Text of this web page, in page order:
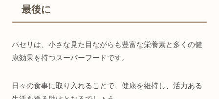
最後に
パセリは、小さな見た目ながらも豊富な栄養素と多くの健
康効果を持つスーパーフードです。
日々の食事に取り入れることで、健康を維持し、活力ある